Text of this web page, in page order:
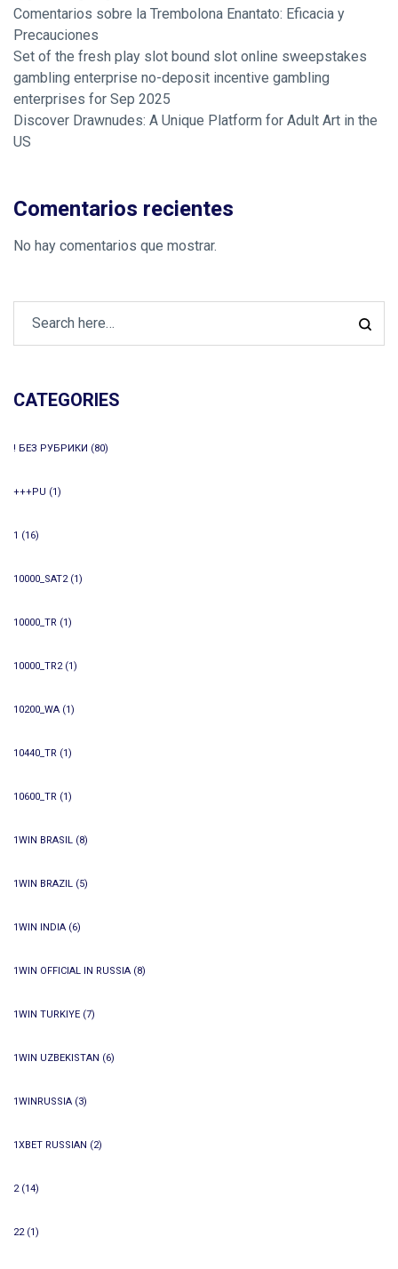
Comentarios sobre la Trembolona Enantato: Eficacia y
Precauciones
Set of the fresh play slot bound slot online sweepstakes
gambling enterprise no-deposit incentive gambling
enterprises for Sep 2025
Discover Drawnudes: A Unique Platform for Adult Art in the
US
Comentarios recientes
No hay comentarios que mostrar.
CATEGORIES
! БЕЗ РУБРИКИ (80)
+++PU (1)
1 (16)
10000_SAT2(1)
10000_TR (1)
10000_TR2(1)
10200_WA (1)
10440_TR (1)
10600_TR (1)
1WIN BRASIL (8)
1WIN BRAZIL (5)
1WIN INDIA (6)
1WIN OFFICIAL IN RUSSIA (8)
1WIN TURKIYE (7)
1WIN UZBEKISTAN (6)
1WINRUSSIA (3)
1XBET RUSSIAN (2)
2(14)
22(1)